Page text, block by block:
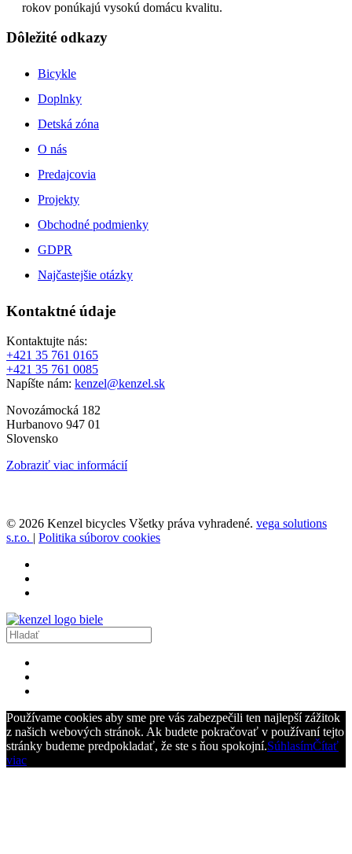
rokov ponúkajú vysokú domácu kvalitu.
Dôležité odkazy
Bicykle
Doplnky
Detská zóna
O nás
Predajcovia
Projekty
Obchodné podmienky
GDPR
Najčastejšie otázky
Kontaktné údaje
Kontaktujte nás:
+421 35 761 0165
+421 35 761 0085
Napíšte nám: kenzel@kenzel.sk
Novozámocká 182
Hurbanovo 947 01
Slovensko
Zobraziť viac informácií
© 2026 Kenzel bicycles Všetky práva vyhradené. vega solutions
s.r.o. | Politika súborov cookies
Používame cookies aby sme pre vás zabezpečili ten najlepší zážitok
z našich webových stránok. Ak budete pokračovať v používaní tejto
stránky budeme predpokladať, že ste s ňou spokojní.SúhlasímČítať
viac